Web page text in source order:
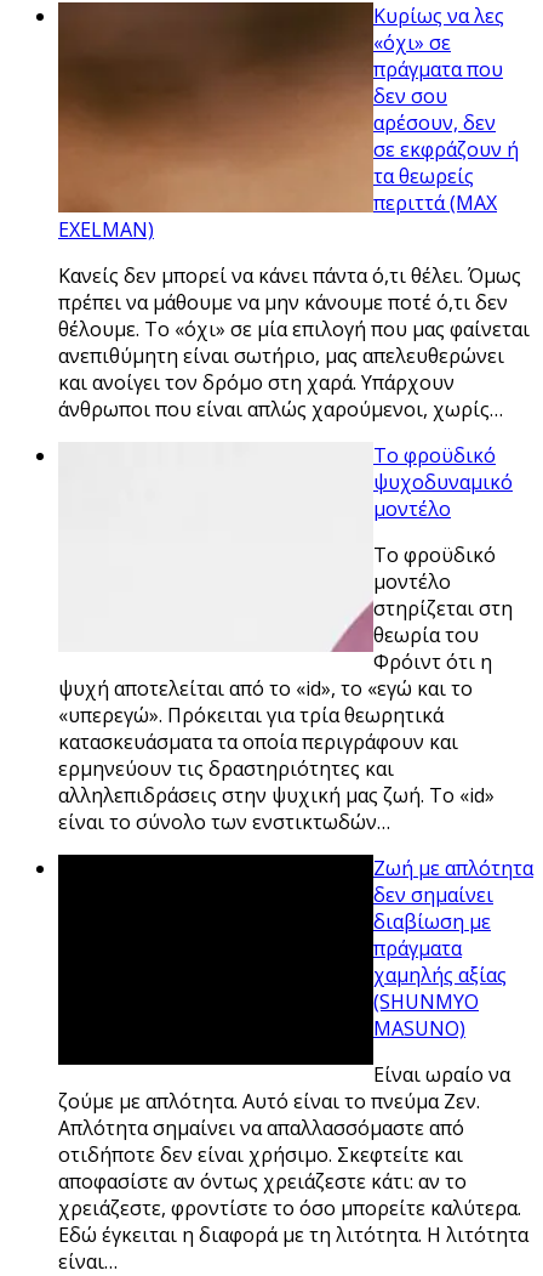
Κυρίως να λες
«όχι» σε
πράγματα που
δεν σου
αρέσουν, δεν
σε εκφράζουν ή
τα θεωρείς
περιττά (MAX
EXELMAN)
Κανείς δεν μπορεί να κάνει πάντα ό,τι θέλει. Όμως
πρέπει να μάθουμε να μην κάνουμε ποτέ ό,τι δεν
θέλουμε. Το «όχι» σε μία επιλογή που μας φαίνεται
ανεπιθύμητη είναι σωτήριο, μας απελευθερώνει
και ανοίγει τον δρόμο στη χαρά. Υπάρχουν
άνθρωποι που είναι απλώς χαρούμενοι, χωρίς…
Το φροϋδικό
ψυχοδυναμικό
μοντέλο
Το φροϋδικό
μοντέλο
στηρίζεται στη
θεωρία του
Φρόιντ ότι η
ψυχή αποτελείται από το «id», το «εγώ και το
«υπερεγώ». Πρόκειται για τρία θεωρητικά
κατασκευάσματα τα οποία περιγράφουν και
ερμηνεύουν τις δραστηριότητες και
αλληλεπιδράσεις στην ψυχική μας ζωή. Το «id»
είναι το σύνολο των ενστικτωδών…
Ζωή με απλότητα
δεν σημαίνει
διαβίωση με
πράγματα
χαμηλής αξίας
(SHUNMYO
MASUNO)
Είναι ωραίο να
ζούμε με απλότητα. Αυτό είναι το πνεύμα Ζεν.
Απλότητα σημαίνει να απαλλασσόμαστε από
οτιδήποτε δεν είναι χρήσιμο. Σκεφτείτε και
αποφασίστε αν όντως χρειάζεστε κάτι: αν το
χρειάζεστε, φροντίστε το όσο μπορείτε καλύτερα.
Εδώ έγκειται η διαφορά με τη λιτότητα. Η λιτότητα
είναι…